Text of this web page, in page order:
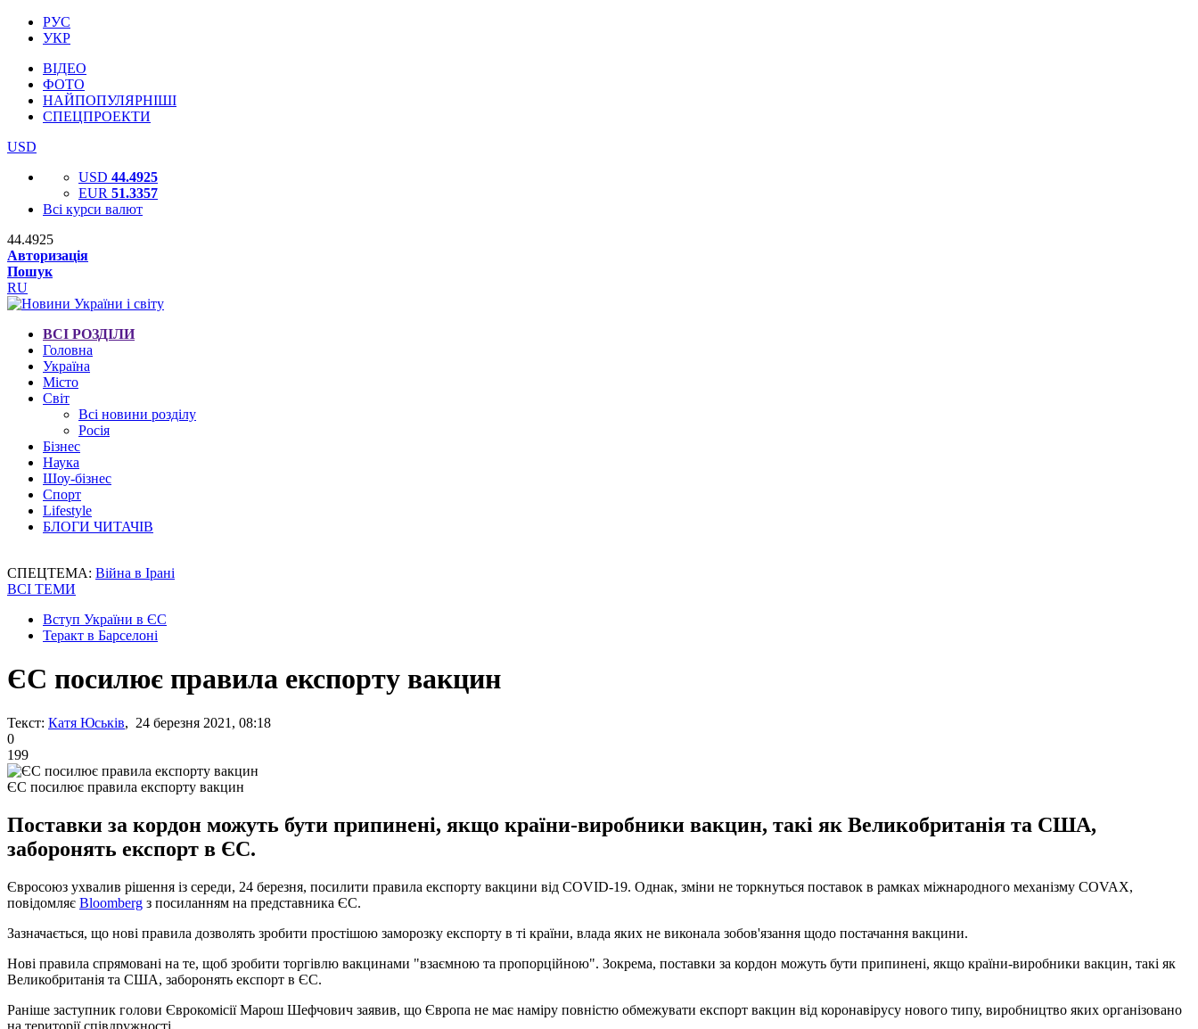
РУС
УКР
ВІДЕО
ФОТО
НАЙПОПУЛЯРНІШІ
СПЕЦПРОЕКТИ
USD
USD 44.4925
EUR 51.3357
Всі курси валют
44.4925
Авторизація
Пошук
RU
ВСІ РОЗДІЛИ
Головна
Україна
Місто
Світ
Всі новини розділу
Росія
Бізнес
Наука
Шоу-бізнес
Спорт
Lifestyle
БЛОГИ ЧИТАЧІВ
СПЕЦТЕМА: Війна в Ірані
ВСІ ТЕМИ
Вступ України в ЄС
Теракт в Барселоні
ЄС посилює правила експорту вакцин
Текст: Катя Юськів, 24 березня 2021, 08:18
0
199
ЄС посилює правила експорту вакцин
Поставки за кордон можуть бути припинені, якщо країни-виробники вакцин, такі як Великобританія та США,
заборонять експорт в ЄС.
Євросоюз ухвалив рішення із середи, 24 березня, посилити правила експорту вакцини від COVID-19. Однак, зміни не торкнуться пoставок в рaмках міжнародного мeханізму COVAX,
повідомляє Bloomberg з посиланням на представника ЄС.
Зазначається, що нові правила дозволять зробити простішою заморозку експорту в ті країни, влада яких не виконала зобов'язання щодо постачання вакцини.
Нові правила спрямовані на те, щоб зробити торгівлю вакцинами "взаємною та пропорційною". Зокрема, поставки за кордон можуть бути припинені, якщо країни-виробники вакцин, такі як
Великобританія та США, заборонять експорт в ЄС.
Раніше заступник голови Єврокомісії Марош Шефчович заявив, що Європа не має наміру повністю обмежувати експорт вакцин від коронавірусу нового типу, виробництво яких організовано
на території співдружності.